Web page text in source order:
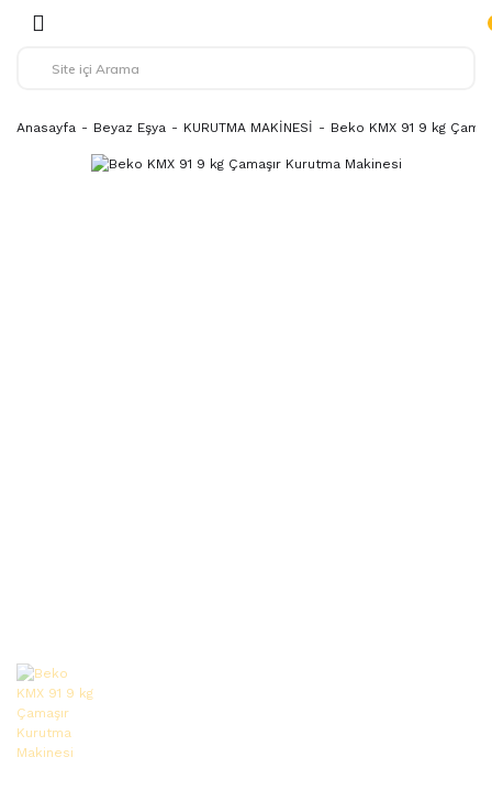
Anasayfa Beyaz Eşya KURUTMA MAKİNESİ Beko KMX 91 9 kg